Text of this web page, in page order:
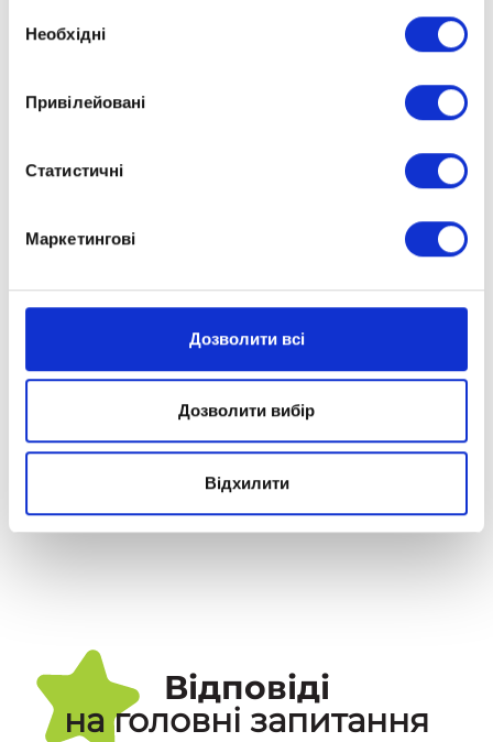
згоди
Необхідні
Привілейовані
Статистичні
Маркетингові
Дозволити всі
Дозволити вибір
Відхилити
Адреса:
04116
+380 (67) 333-91-87
info@optima.school
marketing@optima.school
Відповіді
на головні запитання